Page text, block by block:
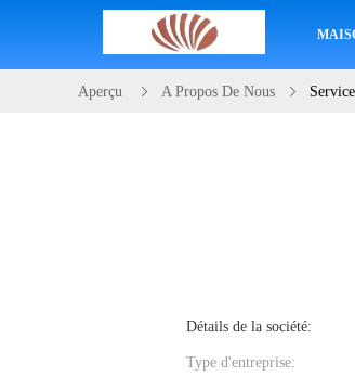
Aperçu A Propos De Nous Service
Détails de la société:
Type d'entreprise: